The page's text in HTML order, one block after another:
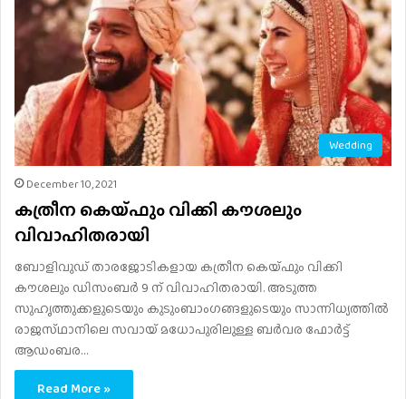
Wedding
December 10, 2021
കത്രീന കെയ്​ഫും വിക്കി കൗശലും
വിവാഹിതരായി
ബോളിവുഡ്​ താരജോടികളായ കത്രീന കെയ്​ഫും വിക്കി
കൗശലും ഡിസംബർ 9 ന് വിവാഹിതരായി. അടുത്ത
സുഹൃത്തുക്കളുടെയും കുടുംബാംഗങ്ങളുടെയും സാന്നിധ്യത്തിൽ
രാജസ്​ഥാനിലെ സവായ്​ മധോപുരിലുള്ള ബർവര ഫോർട്ട്​
ആഡംബര…
Read More »